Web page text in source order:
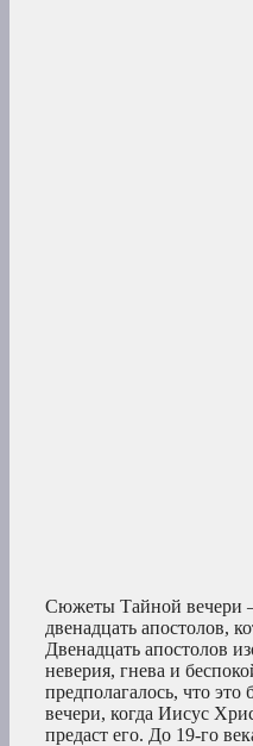
Сюжеты Тайной вечери
двенадцать апостолов,
Двенадцать апостолов
неверия, гнева и
предполагалось, что
вечери, когда Иисус
предаст его. До 19-го